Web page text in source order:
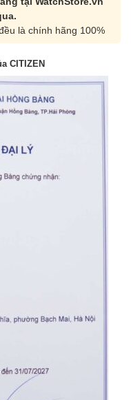
là chính hãng 100%
CITIZEN